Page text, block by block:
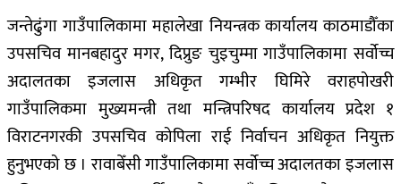
जन्तेढुंगा गाउँपालिकामा महालेखा नियन्त्रक कार्यालय काठमाडौँका
उपसचिव मानबहादुर मगर, दिप्रुङ चुइचुम्मा गाउँपालिकामा सर्वोच्च
अदालतका इजलास अधिकृत गम्भीर घिमिरे वराहपोखरी
गाउँपालिकमा मुख्यमन्त्री तथा मन्त्रिपरिषद कार्यालय प्रदेश १
विराटनगरकी उपसचिव कोपिला राई निर्वाचन अधिकृत नियुक्त
हुनुभएको छ ।रावाबेँसी गाउँपालिकामा सर्वोच्च अदालतका इजलास